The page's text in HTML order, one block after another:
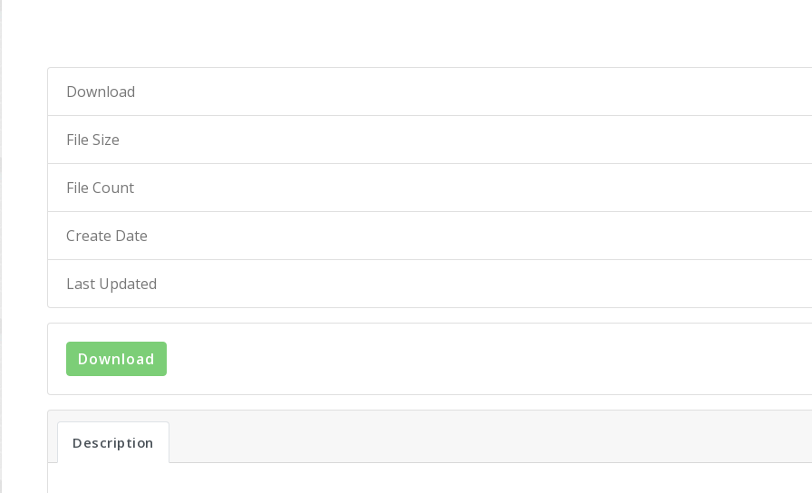
Download
File Size
File Count
Create Date
Last Updated
Download
Description